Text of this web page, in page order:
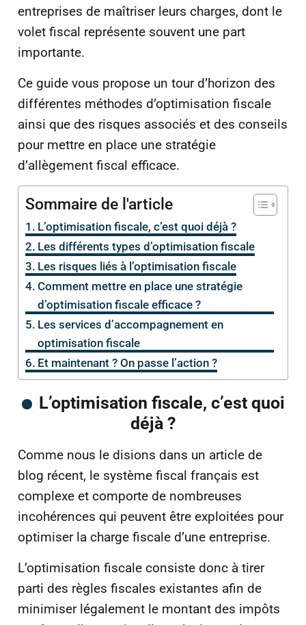
entreprises de maîtriser leurs charges, dont le
volet fiscal représente souvent une part
importante.
Ce guide vous propose un tour d’horizon des
différentes méthodes d’optimisation fiscale
ainsi que des risques associés et des conseils
pour mettre en place une stratégie
d’allègement fiscal efficace.
Sommaire de l'article
L’optimisation fiscale, c’est quoi déjà ?
Les différents types d’optimisation fiscale
Les risques liés à l’optimisation fiscale
Comment mettre en place une stratégie
d’optimisation fiscale efficace ?
Les services d’accompagnement en
optimisation fiscale
Et maintenant ? On passe l’action ?
L’optimisation fiscale, c’est quoi
déjà ?
Comme nous le disions dans un article de
blog récent, le système fiscal français est
complexe et comporte de nombreuses
incohérences qui peuvent être exploitées pour
optimiser la charge fiscale d’une entreprise.
L’optimisation fiscale consiste donc à tirer
parti des règles fiscales existantes afin de
minimiser légalement le montant des impôts